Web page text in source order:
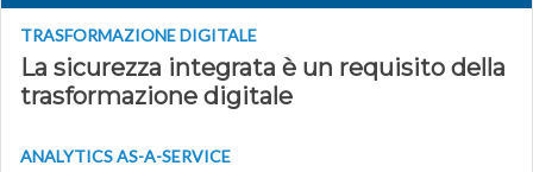
TRASFORMAZIONE DIGITALE
La sicurezza integrata è un requisito della
trasformazione digitale
ANALYTICS AS-A-SERVICE